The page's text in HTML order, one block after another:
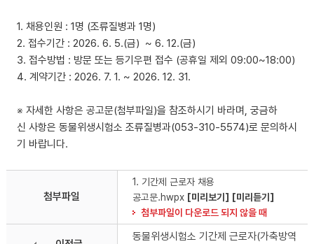
1. 채용인원 : 1명 (조류질병과 1명)
2. 접수기간 : 2026. 6. 5.(금) ~ 6. 12.(금)
3. 접수방법 : 방문 또는 등기우편 접수 (공휴일 제외 09:00~18:00)
4. 계약기간 : 2026. 7. 1. ~ 2026. 12. 31.
※ 자세한 사항은 공고문(첨부파일)을 참조하시기 바라며, 궁금하
신 사항은 동물위생시험소 조류질병과(053-310-5574)로 문의하시
기 바랍니다.
첨부파일
1. 기간제 근로자 채용
공고문.hwpx [미리보기]
[미리듣기]
첨부파일이 다운로드 되지 않을 때
동물위생시험소 기간제 근로자(가축방역